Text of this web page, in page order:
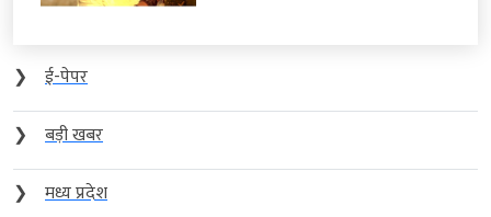
❯
ई-पेपर
❯
बड़ी खबर
❯
मध्य प्रदेश